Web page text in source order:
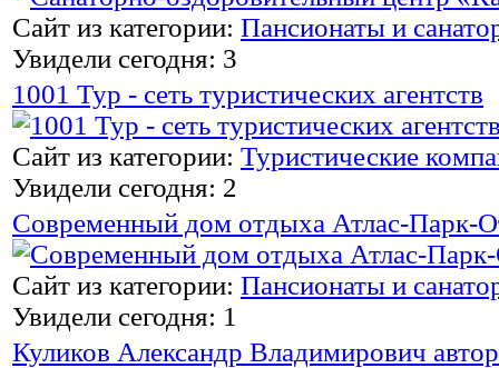
Сайт из категории: Пансионаты и
Увидели сегодня: 3
1001 Тур - сеть туристических агентств
Сайт из категории: Туристические
Увидели сегодня: 2
Современный дом отдыха Атлас-Парк-
Сайт из категории: Пансионаты и
Увидели сегодня: 1
Куликов Александр Владимирович